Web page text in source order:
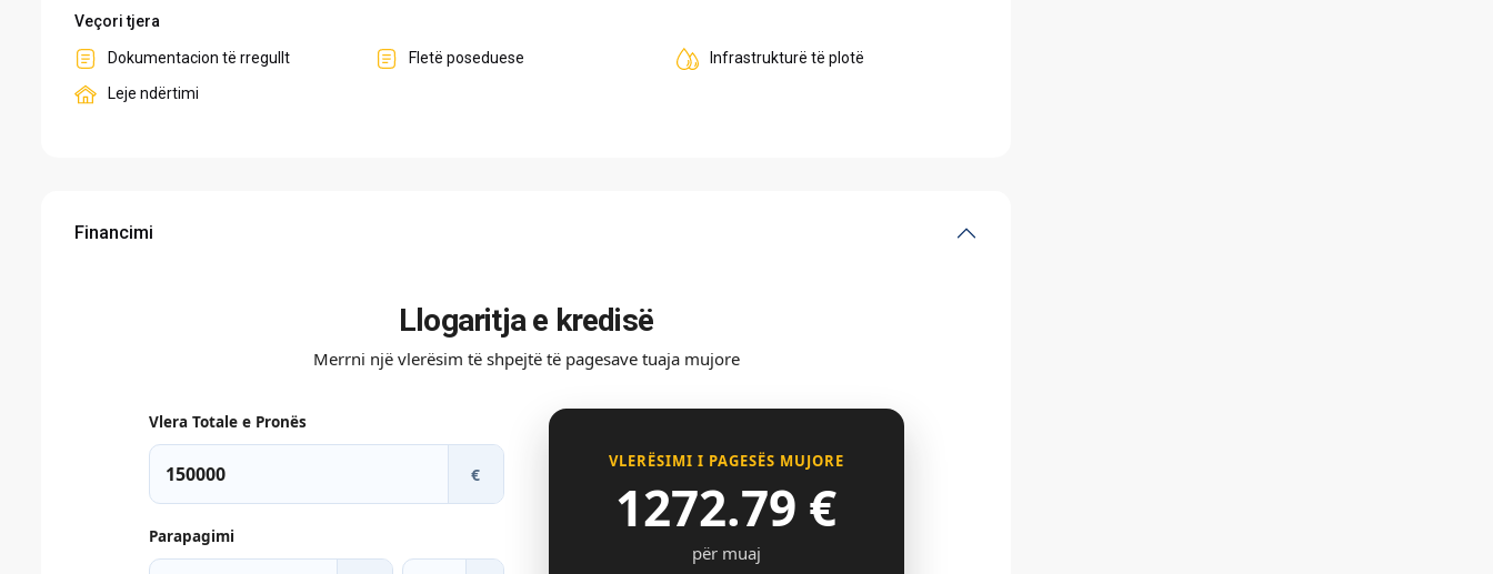
Veçori tjera
Dokumentacion të rregullt Fletë poseduese
Infrastrukturë të plotë
Leje ndërtimi
Financimi
Llogaritja e kredisë
Merrni një vlerësim të shpejtë të pagesave tuaja mujore
Vlera Totale e Pronës
€
Parapagimi
VLERËSIMI I PAGESËS MUJORE
1272.79 €
për muaj